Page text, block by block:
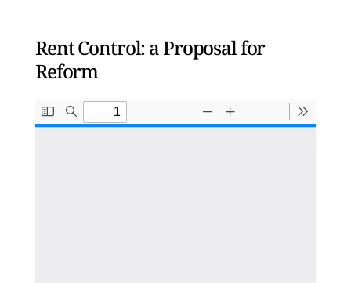
Rent Control: a Proposal for
Reform